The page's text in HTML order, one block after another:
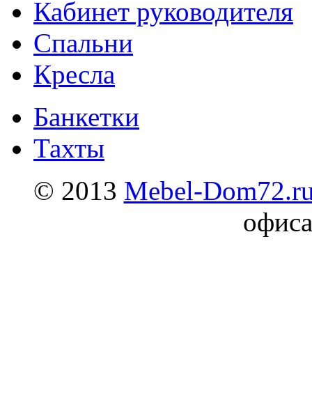
Кабинет руководителя
Спальни
Кресла
Банкетки
Тахты
© 2013 Mebel-